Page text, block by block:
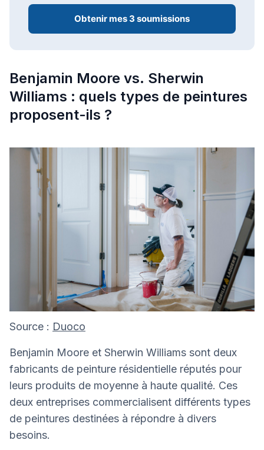
Obtenir mes 3 soumissions
Benjamin Moore vs. Sherwin
Williams : quels types de peintures
proposent-ils ?
Source : Duoco
Benjamin Moore et Sherwin Williams sont deux
fabricants de peinture résidentielle réputés pour
leurs produits de moyenne à haute qualité. Ces
deux entreprises commercialisent différents types
de peintures destinées à répondre à divers
besoins.